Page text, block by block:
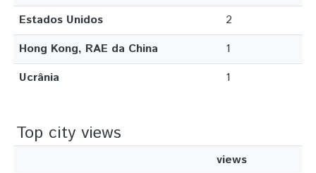
Estados Unidos
2
Hong Kong, RAE da China
1
Ucrânia
1
Top city views
views